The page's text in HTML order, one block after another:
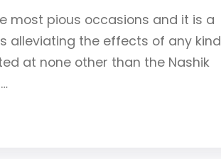
most pious occasions and it is a
alleviating the effects of any kind
at none other than the Nashik